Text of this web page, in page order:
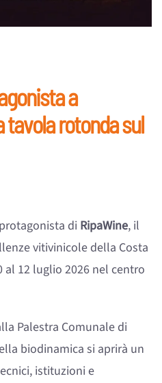
a
tavola rotonda sul
di RipaWine, il
vitivinicole della Costa
al 12 luglio 2026 nel centro
Palestra Comunale di
biodinamica si aprirà un
istituzioni e